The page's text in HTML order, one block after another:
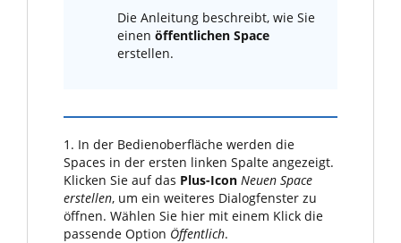
Die Anleitung beschreibt, wie Sie
einen öffentlichen Space
erstellen.
1. In der Bedienoberfläche werden die
Spaces in der ersten linken Spalte angezeigt.
Klicken Sie auf das Plus-Icon Neuen Space
erstellen, um ein weiteres Dialogfenster zu
öffnen. Wählen Sie hier mit einem Klick die
passende Option Öffentlich.